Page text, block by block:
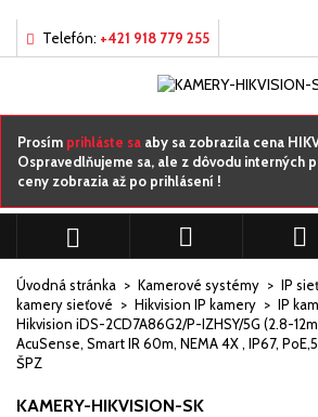
Telefón: +421 918 779 255
Prosím prihláste sa aby sa zobrazila cena
Ospravedlňujeme sa, ale z dôvodu interných
ceny zobrazia až po prihlásení !
  
Úvodná stránka Kamerové systémy IP
kamery sieťové
Hikvision IP kamery
IP
Hikvision iDS-2CD7A86G2/P-IZHSY/5G (2.8-
AcuSense, Smart IR 60m, NEMA 4X , IP67,
ŠPZ
KAMERY-HIKVISION-SK
Môj zoznamy prianí
((title))
((cancelText))
Prihlásiť sa
Musíte byť prihlásený, aby ste si mohli
svojho zoznamu želaní.
((cancelText))